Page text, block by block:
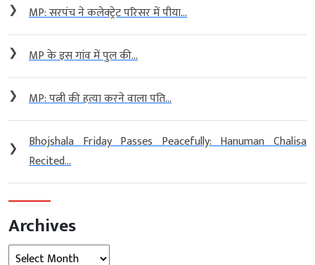
❯ MP: सरपंच ने कलेक्ट्रेट परिसर में पीया...
❯ MP के इस गांव में पुल की...
❯ MP: पत्नी की हत्या करने वाला पति...
❯
Bhojshala Friday Passes Peacefully: Hanuman Chalisa
Recited...
Archives
Archives